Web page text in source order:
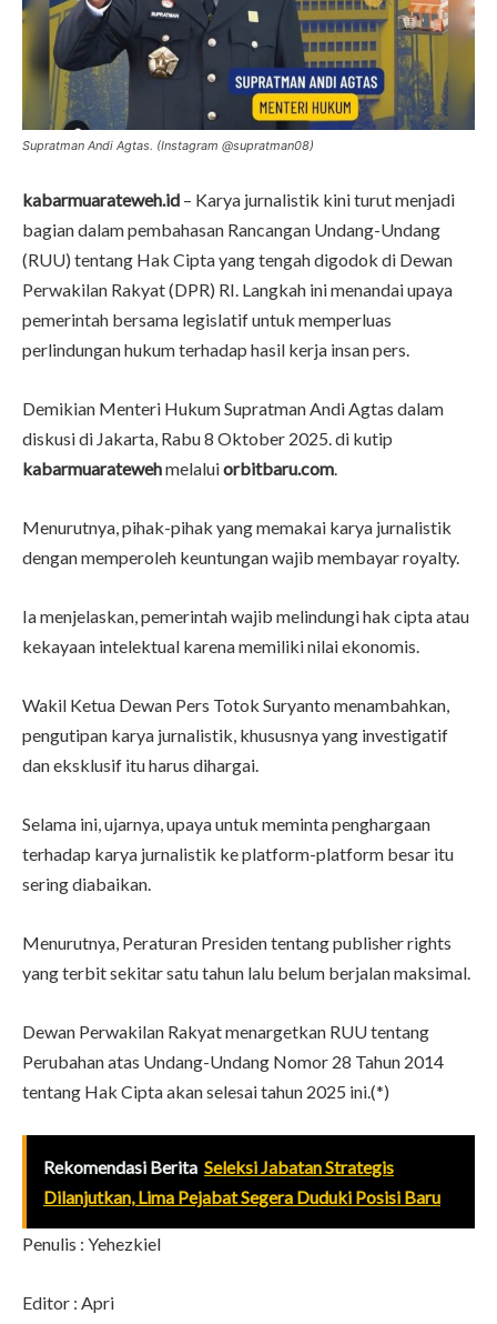
Supratman Andi Agtas. (Instagram @supratman08)
kabarmuarateweh.id – Karya jurnalistik kini turut menjadi
bagian dalam pembahasan Rancangan Undang-Undang
(RUU) tentang Hak Cipta yang tengah digodok di Dewan
Perwakilan Rakyat (DPR) RI. Langkah ini menandai upaya
pemerintah bersama legislatif untuk memperluas
perlindungan hukum terhadap hasil kerja insan pers.
Demikian Menteri Hukum Supratman Andi Agtas dalam
diskusi di Jakarta, Rabu 8 Oktober 2025. di kutip
kabarmuaratewehmelaluiorbitbaru.com.
Menurutnya, pihak-pihak yang memakai karya jurnalistik
dengan memperoleh keuntungan wajib membayar royalty.
Ia menjelaskan, pemerintah wajib melindungi hak cipta atau
kekayaan intelektual karena memiliki nilai ekonomis.
Wakil Ketua Dewan Pers Totok Suryanto menambahkan,
pengutipan karya jurnalistik, khususnya yang investigatif
dan eksklusif itu harus dihargai.
Selama ini, ujarnya, upaya untuk meminta penghargaan
terhadap karya jurnalistik ke platform-platform besar itu
sering diabaikan.
Menurutnya, Peraturan Presiden tentang publisher rights
yang terbit sekitar satu tahun lalu belum berjalan maksimal.
Dewan Perwakilan Rakyat menargetkan RUU tentang
Perubahan atas Undang-Undang Nomor 28 Tahun 2014
tentang Hak Cipta akan selesai tahun 2025 ini.(*)
Rekomendasi Berita Seleksi Jabatan Strategis
Dilanjutkan, Lima Pejabat Segera Duduki Posisi Baru
Penulis : Yehezkiel
Editor : Apri